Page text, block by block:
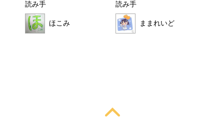
読み手
ほこみ
読み手
ままれいど